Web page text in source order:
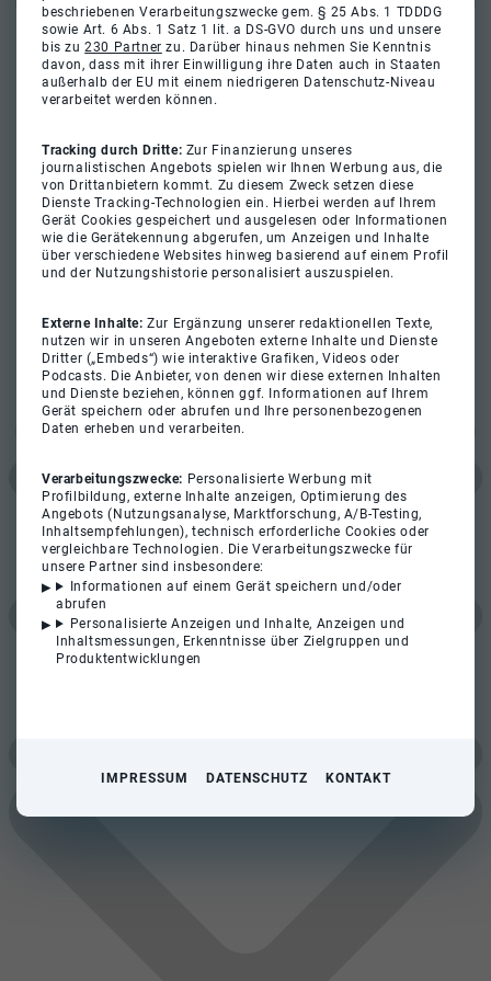
beschriebenen Verarbeitungszwecke gem. § 25 Abs. 1 TDDDG
sowie Art. 6 Abs. 1 Satz 1 lit. a DS-GVO durch uns und unsere
bis zu230 Partner zu. Darüber hinaus nehmen Sie Kenntnis
davon, dass mit ihrer Einwilligung ihre Daten auch in Staaten
außerhalb der EU mit einem niedrigeren Datenschutz-Niveau
verarbeitet werden können.
Tracking durch Dritte: Zur Finanzierung unseres
journalistischen Angebots spielen wir Ihnen Werbung aus, die
von Drittanbietern kommt. Zu diesem Zweck setzen diese
Dienste Tracking-Technologien ein. Hierbei werden auf Ihrem
Gerät Cookies gespeichert und ausgelesen oder Informationen
wie die Gerätekennung abgerufen, um Anzeigen und Inhalte
über verschiedene Websites hinweg basierend auf einem Profil
und der Nutzungshistorie personalisiert auszuspielen.
Externe Inhalte:Zur Ergänzung unserer redaktionellen Texte,
nutzen wir in unseren Angeboten externe Inhalte und Dienste
Dritter („Embeds“) wie interaktive Grafiken, Videos oder
Podcasts. Die Anbieter, von denen wir diese externen Inhalten
und Dienste beziehen, können ggf. Informationen auf Ihrem
Gerät speichern oder abrufen und Ihre personenbezogenen
Daten erheben und verarbeiten.
Verarbeitungszwecke: Personalisierte Werbung mit
Profilbildung, externe Inhalte anzeigen, Optimierung des
Angebots (Nutzungsanalyse, Marktforschung, A/B-Testing,
Inhaltsempfehlungen), technisch erforderliche Cookies oder
vergleichbare Technologien. Die Verarbeitungszwecke für
unsere Partner sind insbesondere:
Informationen auf einem Gerät speichern und/oder
abrufen
Personalisierte Anzeigen und Inhalte, Anzeigen und
Inhaltsmessungen, Erkenntnisse über Zielgruppen und
Produktentwicklungen
IMPRESSUM DATENSCHUTZ KONTAKT